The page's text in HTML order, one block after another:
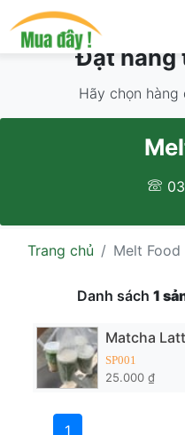
Đặt hàng
Hãy chọn hàng
Trang chủ Melt Food
Danh sách 1
Matcha
SP001
25.000 ₫
1